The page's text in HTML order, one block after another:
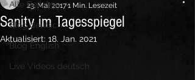
Alle Beiträge
Blog deutsch
Blog English
Live Videos deutsch
Sanity im Tagesspiegel
23. Mai 20171 Min. Lesezeit
Aktualisiert: 18. Jan. 2021